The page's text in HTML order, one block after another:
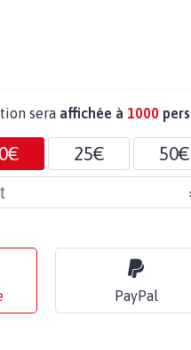
sera affichée à 1000
25€ 50€
PayPal